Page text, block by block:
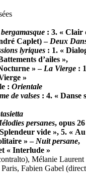
: 3. « Clair
Caplet) – Deux
lyriques : 1. «
d’ailes »,
» – La Vierge :
»
: Orientale
de valses : 4. « Danse
persanes, opus
vide », 5. « Au
» – Nuit persane,
« Interlude »
Mélanie Laurent
Fabien Gabel